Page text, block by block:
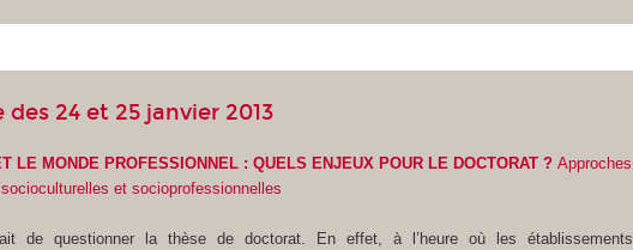
des 24 et 25 janvier 2013
LE MONDE PROFESSIONNEL : QUELS ENJEUX POUR LE DOCTORAT ?Approches
et socioprofessionnelles
de questionner la thèse de doctorat. En effet, à l’heure où les établissements